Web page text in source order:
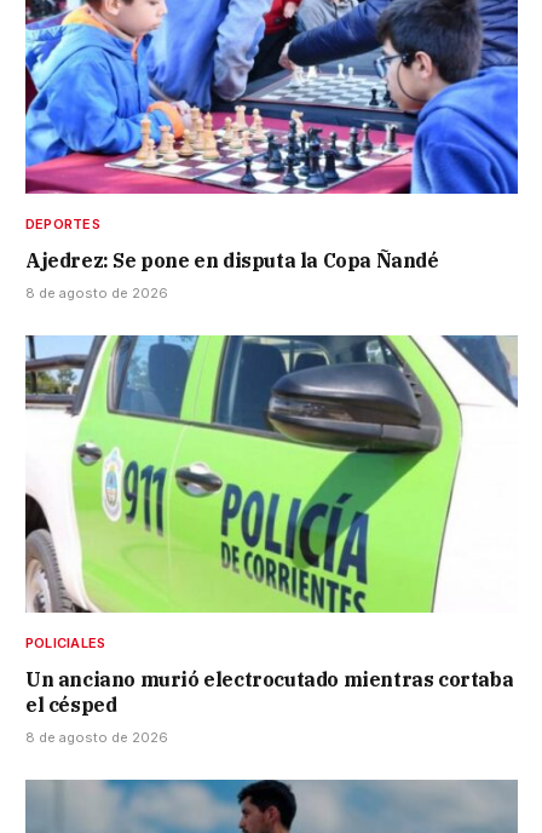
DEPORTES
Ajedrez: Se pone en disputa la Copa Ñandé
8 de agosto de 2026
POLICIALES
Un anciano murió electrocutado mientras cortaba
el césped
8 de agosto de 2026